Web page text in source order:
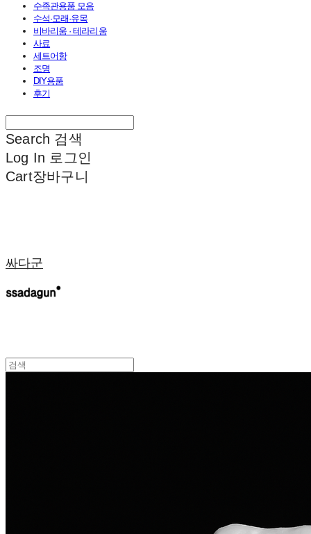
수족관용품 모음
수석·모래·유목
비바리움 · 테라리움
사료
세트어항
조명
DIY용품
후기
Search 검색
Log In 로그인
Cart장바구니
싸다군